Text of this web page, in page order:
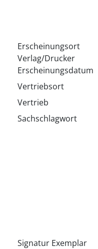
Erscheinungsort
Verlag/Drucker
Erscheinungsdatum
Vertriebsort
Vertrieb
Sachschlagwort
Signatur Exemplar